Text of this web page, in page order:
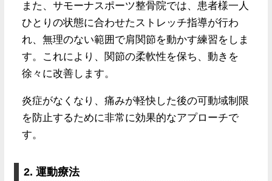
また、サモーナスポーツ整骨院では、患者様一人
ひとりの状態に合わせたストレッチ指導が行わ
れ、無理のない範囲で肩関節を動かす練習をしま
す。これにより、関節の柔軟性を保ち、動きを
徐々に改善します。
炎症がなくなり、痛みが軽快した後の可動域制限
を防止するために非常に効果的なアプローチで
す。
2. 運動療法